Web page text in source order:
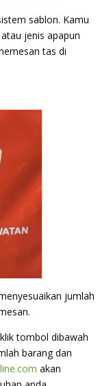
sablon. Kamu
jenis apapun
tas di
jumlah
tombol dibawah
barang dan
akan